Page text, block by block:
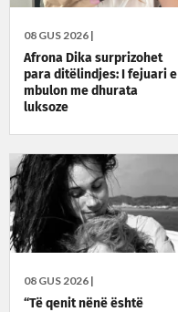
08 GUS 2026 |
Afrona Dika surprizohet
para ditëlindjes: I fejuari e
mbulon me dhurata
luksoze
08 GUS 2026 |
“Të qenit nënë është